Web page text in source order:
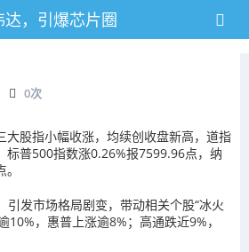
达，引爆芯片圈
0次
大股指小幅收涨，均续创收盘新高，道指
标普500指数涨0.26%报7599.96点，纳
引发市场格局剧变，带动相关个股“冰火
10%，惠普上涨逾8%；高通跌近9%，